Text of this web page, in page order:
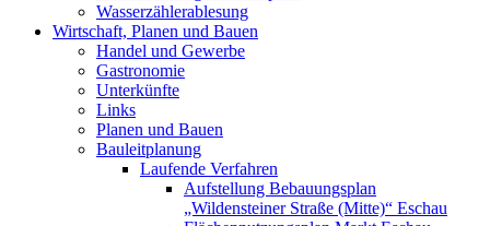
Wasserzählerablesung
Wirtschaft, Planen und Bauen
Handel und Gewerbe
Gastronomie
Unterkünfte
Links
Planen und Bauen
Bauleitplanung
Laufende Verfahren
Aufstellung Bebauungsplan
„Wildensteiner Straße (Mitte)“ Eschau